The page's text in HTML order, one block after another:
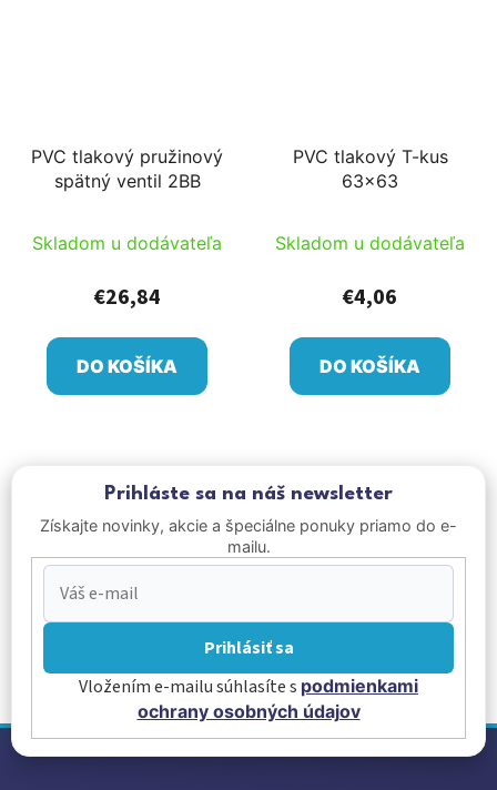
PVC tlakový pružinový
spätný ventil 2BB
Skladom u dodávateľa
€26,84
DO KOŠÍKA
PVC tlakový T-kus
63x63
Skladom u dodávateľa
€4,06
DO KOŠÍKA
Prihláste sa na náš newsletter
Získajte novinky, akcie a špeciálne ponuky priamo do e-
mailu.
Prihlásiť sa
Vložením e-mailu súhlasíte s podmienkami
ochrany osobných údajov
Z